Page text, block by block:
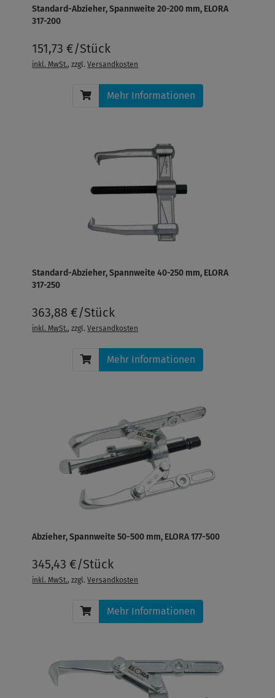
Standard-Abzieher, Spannweite 20-200 mm, ELORA
317-200
151,73 €/Stück
inkl. MwSt., zzgl.Versandkosten
Mehr Informationen
Standard-Abzieher, Spannweite 40-250 mm, ELORA
317-250
363,88 €/Stück
inkl. MwSt., zzgl.Versandkosten
Mehr Informationen
Abzieher, Spannweite 50-500 mm, ELORA 177-500
345,43 €/Stück
inkl. MwSt., zzgl.Versandkosten
Mehr Informationen